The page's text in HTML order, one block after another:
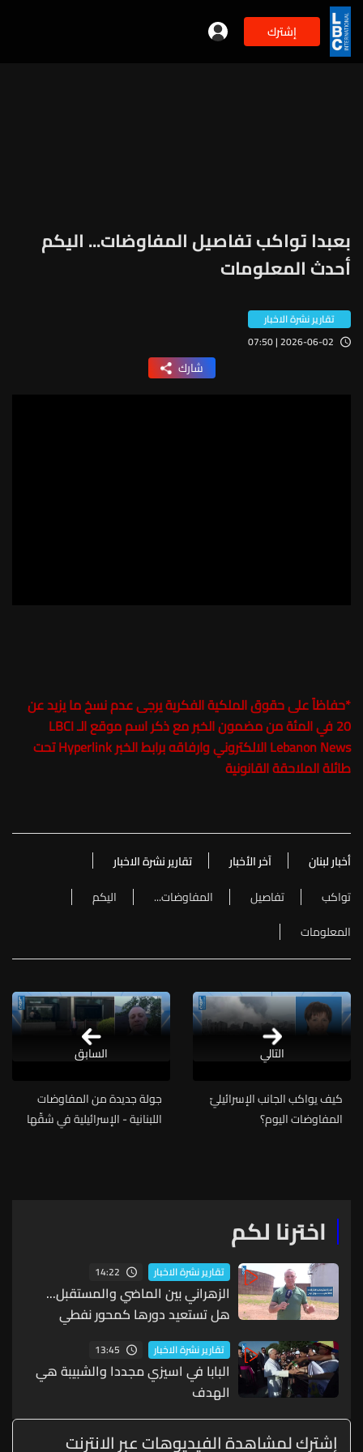
إشترك
بعبدا تواكب تفاصيل المفاوضات... اليكم
أحدث المعلومات
تقارير نشرة الاخبار
2026-06-02 | 07:50
شارك
*حفاظاً على حقوق الملكية الفكرية يرجى عدم نسخ ما يزيد عن
20 في المئة من مضمون الخبر مع ذكر اسم موقع الـ LBCI
Lebanon News الالكتروني وارفاقه برابط الخبر Hyperlink تحت
طائلة الملاحقة القانونية
أخبار لبنان آخر الأخبار
تقارير نشرة الاخبار
تواكب
تفاصيل المفاوضات...
اليكم
المعلومات
التالي
كيف يواكب الجانب الإسرائيليّ
المفاوضات اليوم؟
جولة جديدة من المفاوضات
اللبنانية - الإسرائيلية في شقّها
السابق
اخترنا لكم
تقارير نشرة الاخبار 14:22
الزهراني بين الماضي والمستقبل...
هل تستعيد دورها كمحور نفطي
إقليمي؟
تقارير نشرة الاخبار 13:45
البابا في اسيزي مجددا والشبيبة هي
الهدف
إشترك لمشاهدة الفيديوهات عبر الانترنت